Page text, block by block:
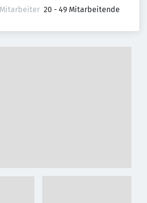
20 - 49 Mitarbeitende